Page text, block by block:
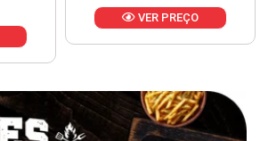
VER PREÇO